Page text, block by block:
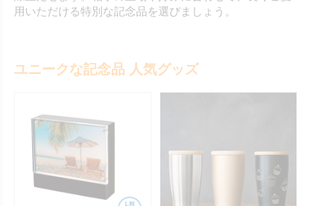
用いただける特別な記念品を選びましょう。
ユニークな記念品 人気グッズ